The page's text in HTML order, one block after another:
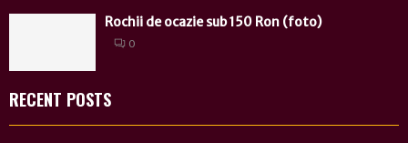
Rochii de ocazie sub 150 Ron (foto)
0
RECENT POSTS